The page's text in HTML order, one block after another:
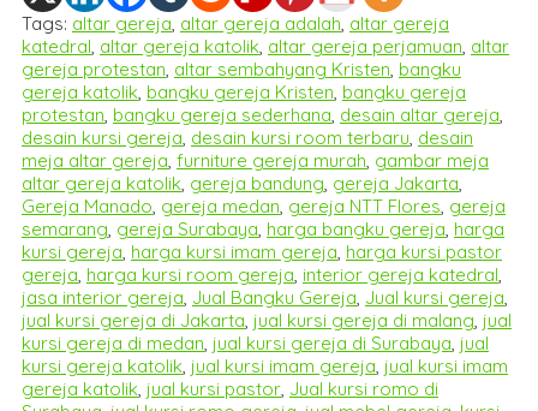
Tags: altar gereja, altar gereja adalah, altar gereja
katedral, altar gereja katolik, altar gereja perjamuan, altar
gereja protestan, altar sembahyang Kristen, bangku
gereja katolik, bangku gereja Kristen, bangku gereja
protestan, bangku gereja sederhana, desain altar gereja,
desain kursi gereja, desain kursi room terbaru, desain
meja altar gereja, furniture gereja murah, gambar meja
altar gereja katolik, gereja bandung, gereja Jakarta,
Gereja Manado, gereja medan, gereja NTT Flores, gereja
semarang, gereja Surabaya, harga bangku gereja, harga
kursi gereja, harga kursi imam gereja, harga kursi pastor
gereja, harga kursi room gereja, interior gereja katedral,
jasa interior gereja, Jual Bangku Gereja, Jual kursi gereja,
jual kursi gereja di Jakarta, jual kursi gereja di malang, jual
kursi gereja di medan, jual kursi gereja di Surabaya, jual
kursi gereja katolik, jual kursi imam gereja, jual kursi imam
gereja katolik, jual kursi pastor, Jual kursi romo di